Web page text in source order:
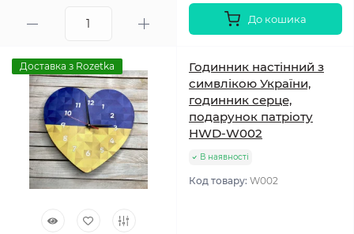
До кошика
Доставка з Rozetka
Годинник настінний з
симвлікою України,
годинник серце,
подарунок патріоту
HWD-W002
В наявності
Код товару: W002